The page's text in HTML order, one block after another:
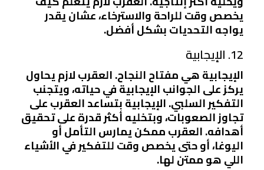
يخصص وقت للراحة والاسترخاء، عشان يقدر
يواجه التحديات بشكل أفضل.
12. الإيجابية
الإيجابية هي مفتاح النجاح. العقرب لازم يحاول
يركز على الجوانب الإيجابية في حياته، ويتجنب
التفكير السلبي. الإيجابية بتساعد العقرب على
تجاوز الصعوبات، وبتخليه أكثر قدرة على تحقيق
أهدافه. العقرب ممكن يمارس التأمل أو
اليوغا، أو حتى يخصص وقت للتفكير في الأشياء
اللي هو ممتن لها.